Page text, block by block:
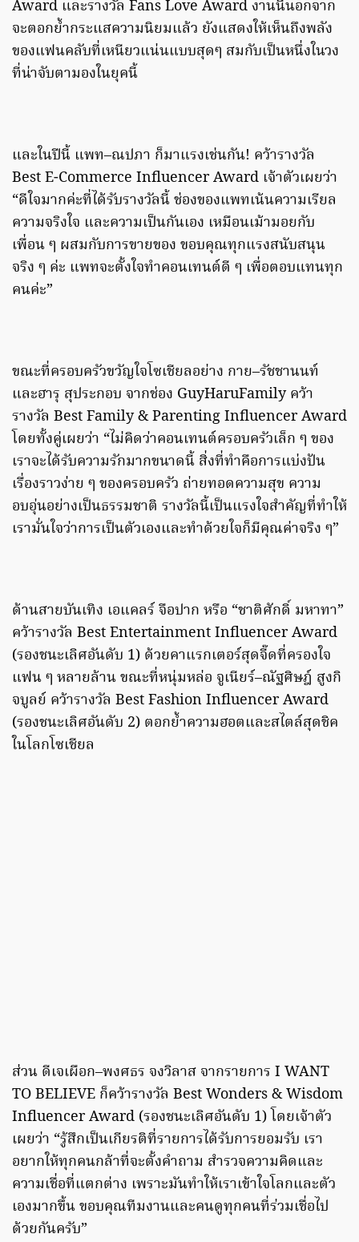
Award และรางวัล Fans Love Award งานนี้นอกจาก
จะตอกย้ำกระแสความนิยมแล้ว ยังแสดงให้เห็นถึงพลัง
ของแฟนคลับที่เหนียวแน่นแบบสุดๆ สมกับเป็นหนึ่งในวง
ที่น่าจับตามองในยุคนี้
และในปีนี้ แพท–ณปภา ก็มาแรงเช่นกัน! คว้ารางวัล
Best E-Commerce Influencer Award เจ้าตัวเผยว่า
“ดีใจมากค่ะที่ได้รับรางวัลนี้ ช่องของแพทเน้นความเรียล
ความจริงใจ และความเป็นกันเอง เหมือนเม้ามอยกับ
เพื่อน ๆ ผสมกับการขายของ ขอบคุณทุกแรงสนับสนุน
จริง ๆ ค่ะ แพทจะตั้งใจทำคอนเทนต์ดี ๆ เพื่อตอบแทนทุก
คนค่ะ”
ขณะที่ครอบครัวขวัญใจโซเชียลอย่าง กาย–รัชชานนท์
และฮารุ สุประกอบ จากช่อง GuyHaruFamily คว้า
รางวัล Best Family & Parenting Influencer Award
โดยทั้งคู่เผยว่า “ไม่คิดว่าคอนเทนต์ครอบครัวเล็ก ๆ ของ
เราจะได้รับความรักมากขนาดนี้ สิ่งที่ทำคือการแบ่งปัน
เรื่องราวง่าย ๆ ของครอบครัว ถ่ายทอดความสุข ความ
อบอุ่นอย่างเป็นธรรมชาติ รางวัลนี้เป็นแรงใจสำคัญที่ทำให้
เรามั่นใจว่าการเป็นตัวเองและทำด้วยใจก็มีคุณค่าจริง ๆ”
ด้านสายบันเทิง เอแคลร์ จือปาก หรือ “ชาติศักดิ์ มหาทา”
คว้ารางวัล Best Entertainment Influencer Award
(รองชนะเลิศอันดับ 1) ด้วยคาแรกเตอร์สุดจี๊ดที่ครองใจ
แฟน ๆ หลายล้าน ขณะที่หนุ่มหล่อ จูเนียร์–ณัฐศิษฎ์ สูงกิ
จบูลย์ คว้ารางวัล Best Fashion Influencer Award
(รองชนะเลิศอันดับ 2) ตอกย้ำความฮอตและสไตล์สุดชิค
ในโลกโซเชียล
ส่วน ดีเจเผือก–พงศธร จงวิลาส จากรายการ I WANT
TO BELIEVE ก็คว้ารางวัล Best Wonders & Wisdom
Influencer Award (รองชนะเลิศอันดับ 1) โดยเจ้าตัว
เผยว่า “รู้สึกเป็นเกียรติที่รายการได้รับการยอมรับ เรา
อยากให้ทุกคนกล้าที่จะตั้งคำถาม สำรวจความคิดและ
ความเชื่อที่แตกต่าง เพราะมันทำให้เราเข้าใจโลกและตัว
เองมากขึ้น ขอบคุณทีมงานและคนดูทุกคนที่ร่วมเชื่อไป
ด้วยกันครับ”